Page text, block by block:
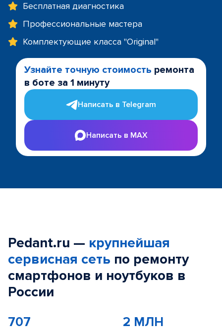
Бесплатная диагностика
Профессиональные мастера
Комплектующие класса "Original"
Узнайте точную стоимость ремонта
в боте за 1 минуту
Написать в Telegram
Написать в MAX
Pedant.ru — крупнейшая
сервисная сеть по ремонту
смартфонов и ноутбуков в
России
707 2 МЛН